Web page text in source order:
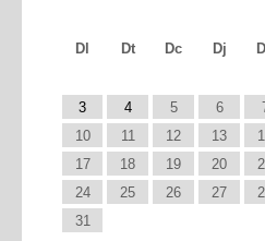
Dl
Dt Dc Dj
3
4 5 6
10
11 12 13
17
18 19 20
24
25 26 27
31